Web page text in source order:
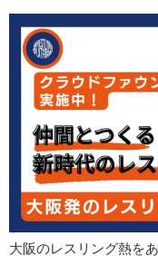
大阪のレスリング熱を